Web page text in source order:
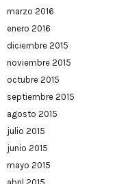
marzo 2016
enero 2016
diciembre 2015
noviembre 2015
octubre 2015
septiembre 2015
agosto 2015
julio 2015
junio 2015
mayo 2015